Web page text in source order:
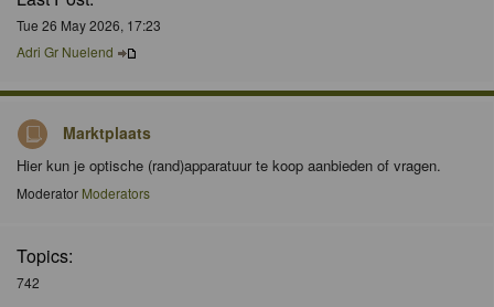
Tue 26 May 2026, 17:23
Adri Gr Nuelend
Marktplaats
Hier kun je optische (rand)apparatuur te koop aanbieden of vragen.
Moderator Moderators
Topics:
742